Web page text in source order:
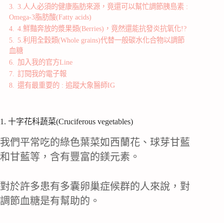
3. 3.人人必須的健康脂肪來源，竟還可以幫忙調節胰島素 :
Omega-3脂肪酸(Fatty acids)
4. 4.鮮豔奔放的漿果類(Berries)，竟然還能抗發炎抗氧化!?
5. 5.利用全穀類(Whole grains)代替一般碳水化合物以調節
血糖
6. 加入我的官方Line
7. 訂閱我的電子報
8. 還有最重要的 : 追蹤大象醫師IG
1. 十字花科蔬菜(Cruciferous vegetables)
我們平常吃的綠色葉菜如西蘭花、球芽甘藍
和甘藍等，含有豐富的鎂元素。
對於許多患有多囊卵巢症候群的人來說，對
調節血糖是有幫助的。